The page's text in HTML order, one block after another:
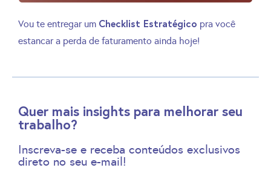
Vou te entregar um Checklist Estratégico pra você
estancar a perda de faturamento ainda hoje!
Quer mais insights para melhorar seu
trabalho?
Inscreva-se e receba conteúdos exclusivos
direto no seu e-mail!